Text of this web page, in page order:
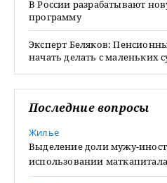
В России разрабатывают
программу
Эксперт Беляков:
начать делать с маленьких
Последние вопросы
Жилье
Выделение доли мужу-
использовании маткапитала